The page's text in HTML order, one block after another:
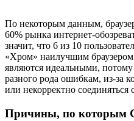
По некоторым данным,
60% рынка интернет-
значит, что 6 из 10
«Хром» наилучшим
являются идеальными,
разного рода ошибкам, из-за
или некорректно соединяться
Причины, по которым